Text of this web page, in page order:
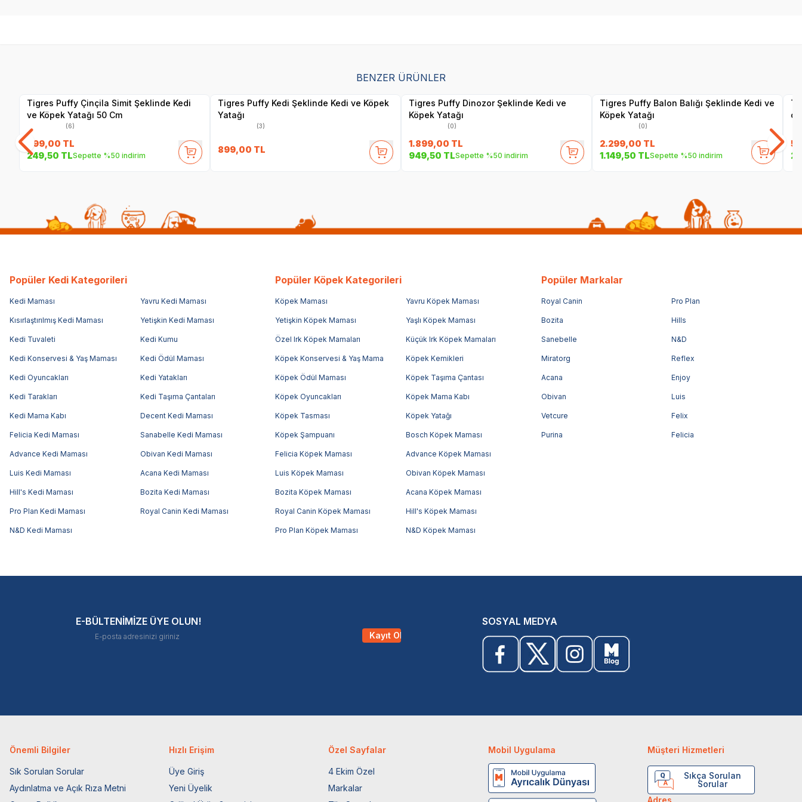
BENZER ÜRÜNLER
Tigres Puffy Çinçila Simit Şeklinde Kedi
ve Köpek Yatağı 50 Cm
(6)
499,00 TL
249,50 TLSepette %50 indirim
Tigres Puffy Kedi Şeklinde Kedi ve Köpek
Yatağı
(3)
899,00 TL
Tigres Puffy Dinozor Şeklinde Kedi ve
Köpek Yatağı
(0)
1.899,00 TL
949,50 TLSepette %50 indirim
Tigres Puffy Balon Balığı Şeklinde Kedi ve
Köpek Yatağı
(0)
2.299,00 TL
1.149,50 TLSepette %50 indirim
cm
Popüler Kedi Kategorileri
Kedi Maması Yavru Kedi Maması
Kısırlaştırılmış Kedi Maması Yetişkin Kedi Maması
Kedi Tuvaleti Kedi Kumu
Kedi Konservesi & Yaş Maması Kedi Ödül Maması
Kedi Oyuncakları Kedi Yatakları
Kedi Tarakları Kedi Taşıma Çantaları
Kedi Mama Kabı Decent Kedi Maması
Felicia Kedi Maması Sanabelle Kedi Maması
Advance Kedi Maması Obivan Kedi Maması
Luis Kedi Maması Acana Kedi Maması
Hill's Kedi Maması Bozita Kedi Maması
Pro Plan Kedi Maması Royal Canin Kedi Maması
N&D Kedi Maması
Popüler Köpek Kategorileri
Köpek Maması Yavru Köpek Maması
Yetişkin Köpek Maması Yaşlı Köpek Maması
Özel Irk Köpek Mamaları Küçük Irk Köpek Mamaları
Köpek Konservesi & Yaş Mama Köpek Kemikleri
Köpek Ödül Maması Köpek Taşıma Çantası
Köpek Oyuncakları Köpek Mama Kabı
Köpek Tasması Köpek Yatağı
Köpek Şampuanı Bosch Köpek Maması
Felicia Köpek Maması Advance Köpek Maması
Luis Köpek Maması Obivan Köpek Maması
Bozita Köpek Maması Acana Köpek Maması
Royal Canin Köpek Maması Hill's Köpek Maması
Pro Plan Köpek Maması N&D Köpek Maması
Popüler Markalar
Royal Canin Pro Plan
Bozita Hills
Sanebelle N&D
Miratorg Reflex
Acana Enjoy
Obivan Luis
Vetcure Felix
Purina Felicia
E-BÜLTENİMİZE ÜYE OLUN!
Kayıt Ol
SOSYAL MEDYA
Önemli Bilgiler
Sık Sorulan Sorular
Aydınlatma ve Açık Rıza Metni
Hızlı Erişim
Üye Giriş
Yeni Üyelik
Özel Sayfalar
4 Ekim Özel
Markalar
Mobil Uygulama Müşteri Hizmetleri
Sıkça Sorulan
Sorular
Adres